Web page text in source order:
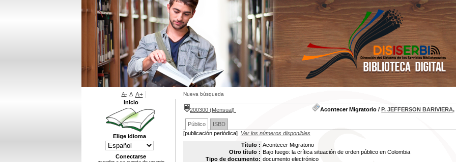
Nueva búsqueda
200300 (Mensual) Acontecer Migratorio /P. JEFFERSON BARIVIERA,
Público
ISBD
[publicación periódica] Ver los números disponibles
Título : Acontecer Migratorio
Otro título : Bajo fuego: la crítica situación de orden público en Colombia
Tipo de documento: documento electrónico
A- A A+
Inicio
Elige idioma
Conectarse